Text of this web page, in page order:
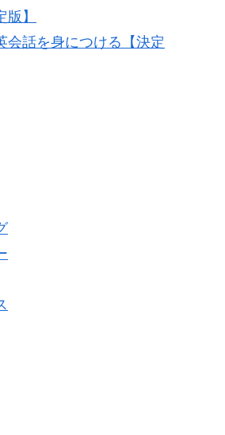
】
会話を身につける【決定